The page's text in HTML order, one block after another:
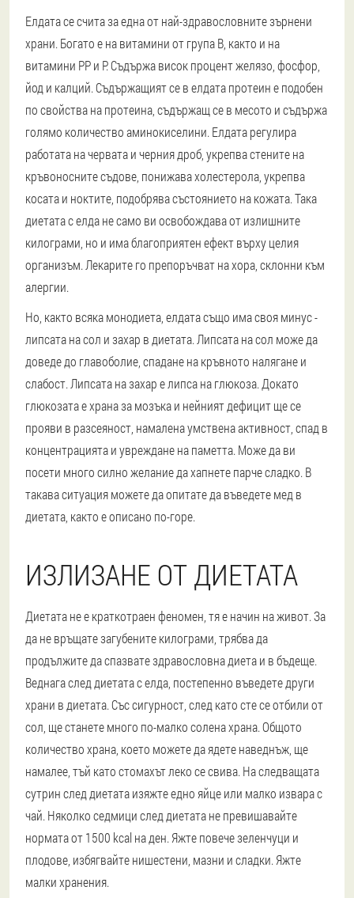
Елдата се счита за една от най-здравословните зърнени
храни. Богато е на витамини от група В, както и на
витамини РР и Р. Съдържа висок процент желязо, фосфор,
йод и калций. Съдържащият се в елдата протеин е подобен
по свойства на протеина, съдържащ се в месото и съдържа
голямо количество аминокиселини. Елдата регулира
работата на червата и черния дроб, укрепва стените на
кръвоносните съдове, понижава холестерола, укрепва
косата и ноктите, подобрява състоянието на кожата. Така
диетата с елда не само ви освобождава от излишните
килограми, но и има благоприятен ефект върху целия
организъм. Лекарите го препоръчват на хора, склонни към
алергии.
Но, както всяка монодиета, елдата също има своя минус -
липсата на сол и захар в диетата. Липсата на сол може да
доведе до главоболие, спадане на кръвното налягане и
слабост. Липсата на захар е липса на глюкоза. Докато
глюкозата е храна за мозъка и нейният дефицит ще се
прояви в разсеяност, намалена умствена активност, спад в
концентрацията и увреждане на паметта. Може да ви
посети много силно желание да хапнете парче сладко. В
такава ситуация можете да опитате да въведете мед в
диетата, както е описано по-горе.
ИЗЛИЗАНЕ ОТ ДИЕТАТА
Диетата не е краткотраен феномен, тя е начин на живот. За
да не връщате загубените килограми, трябва да
продължите да спазвате здравословна диета и в бъдеще.
Веднага след диетата с елда, постепенно въведете други
храни в диетата. Със сигурност, след като сте се отбили от
сол, ще станете много по-малко солена храна. Общото
количество храна, което можете да ядете наведнъж, ще
намалее, тъй като стомахът леко се свива. На следващата
сутрин след диетата изяжте едно яйце или малко извара с
чай. Няколко седмици след диетата не превишавайте
нормата от 1500 kcal на ден. Яжте повече зеленчуци и
плодове, избягвайте нишестени, мазни и сладки. Яжте
малки хранения.